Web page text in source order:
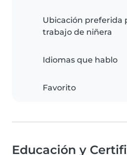
Ubicación preferida
trabajo de niñera
Idiomas que hablo
Favorito
Educación y